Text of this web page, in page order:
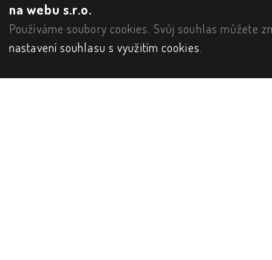
na webu s.r.o.
Používáme soubory cookies. Svůj souhlas můžete
nastavení souhlasu s využitím cookies.